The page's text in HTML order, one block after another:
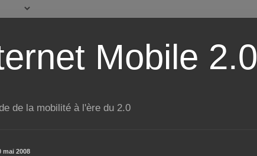
Mobile 2.0
de la mobilité à l'ère du 2.0
mai 2008